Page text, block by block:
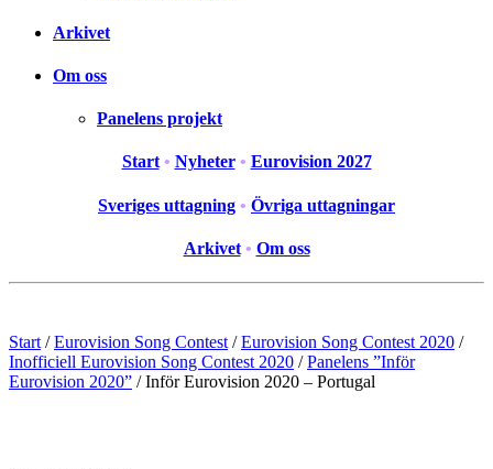
Arkivet
Om oss
Panelens projekt
Start • Nyheter • Eurovision 2027
Sveriges uttagning • Övriga uttagningar
Arkivet • Om oss
Start / Eurovision Song Contest / Eurovision Song Contest 2020 /
Inofficiell Eurovision Song Contest 2020 / Panelens ”Inför
Eurovision 2020” / Inför Eurovision 2020 – Portugal